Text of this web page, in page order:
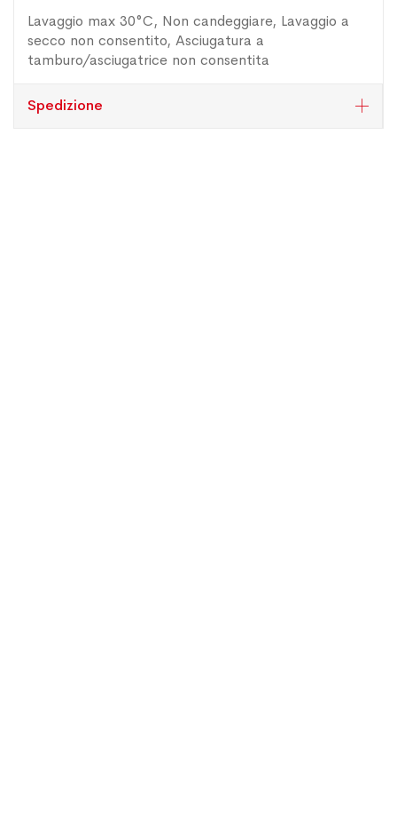
Lavaggio max 30°C, Non candeggiare, Lavaggio a
secco non consentito, Asciugatura a
tamburo/asciugatrice non consentita
Spedizione